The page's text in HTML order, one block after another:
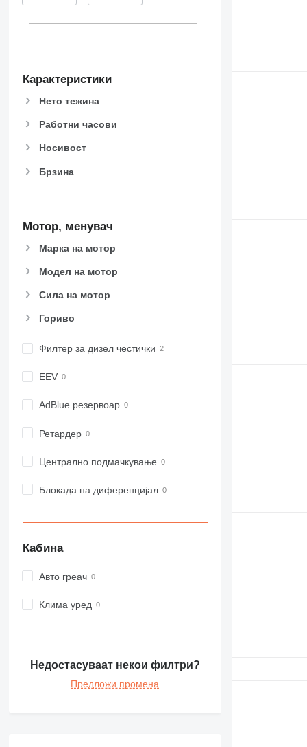
826
906
908
914
918
920
928
931
953
955
966
973
988
992
C-series
F-series
RM
Карактеристики
Нето тежина
Работни часови
Носивост
Брзина
Мотор, менувач
Марка на мотор
Модел на мотор
Сила на мотор
Гориво
Филтер за дизел честички
EEV
AdBlue резервоар
Ретардер
Централно подмачкување
Блокада на диференцијал
Кабина
Авто греач
Клима уред
Недостасуваат некои филтри?
Предложи промена